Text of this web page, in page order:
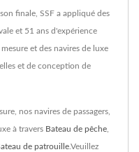
finale, SSF a appliqué des
et 51 ans d'expérience
et des navires de luxe
et de conception de
nos navires de passagers,
à travers Bateau de pêche,
de patrouille.Veuillez